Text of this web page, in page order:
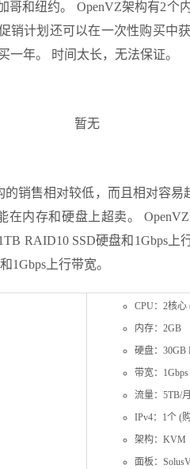
哥和纽约。 OpenVZ架构有2个
销计划还可以在一次性购买中
一年。 时间太长，无法保证。
暂无
的销售相对较低，而且相对容
内存和硬盘上超卖。
RAID10 SSD硬盘和1Gbps上
1Gbps上行带宽。
CPU：2核心
内存：2GB
硬盘：30GB
带宽：1Gbps
流量：5TB/
IPv4：1个 (
架构：KVM
面板：